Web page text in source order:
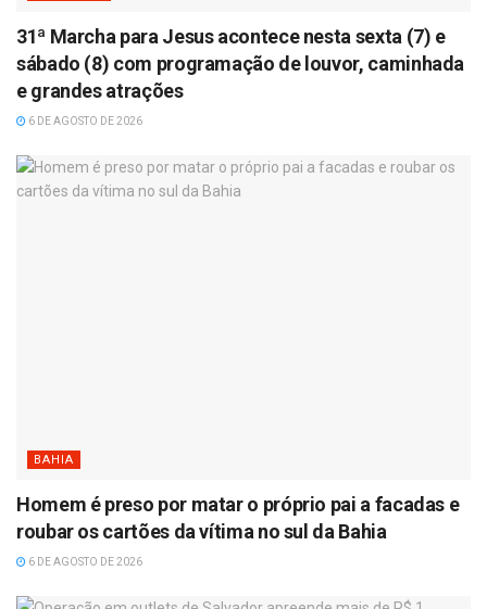
31ª Marcha para Jesus acontece nesta sexta (7) e
sábado (8) com programação de louvor, caminhada
e grandes atrações
6 DE AGOSTO DE 2026
BAHIA
Homem é preso por matar o próprio pai a facadas e
roubar os cartões da vítima no sul da Bahia
6 DE AGOSTO DE 2026